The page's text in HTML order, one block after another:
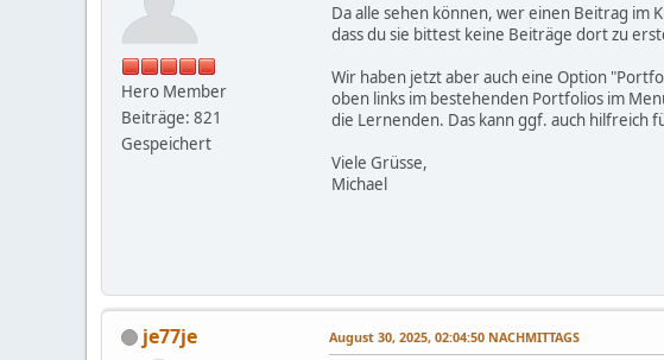
Hero Member
Beiträge: 821
Gespeichert
Da alle sehen können, wer einen Beitrag im
dass du sie bittest keine Beiträge dort zu
Wir haben jetzt aber auch eine Option
oben links im bestehenden Portfolios im
die Lernenden. Das kann ggf. auch hilfreich
Viele Grüsse,
Michael
je77je August 30, 2025, 02:04:50 NACHMITTAGS